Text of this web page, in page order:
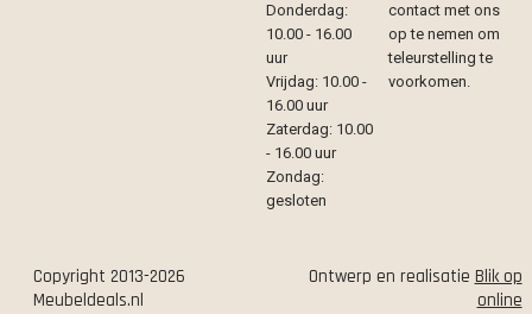
Donderdag:
10.00 - 16.00
uur
Vrijdag: 10.00 -
16.00 uur
Zaterdag: 10.00
- 16.00 uur
Zondag:
gesloten
contact met ons
op te nemen om
teleurstelling te
voorkomen.
Copyright 2013-2026
Meubeldeals.nl
Ontwerp en realisatie Blik op
online